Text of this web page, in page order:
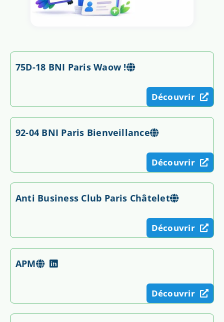
75D-18 BNI Paris Waow !
Découvrir
92-04 BNI Paris Bienveillance
Découvrir
Anti Business Club Paris Châtelet
Découvrir
APM
Découvrir